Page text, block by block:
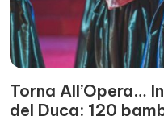
Torna All’Opera…
del Duca: 120